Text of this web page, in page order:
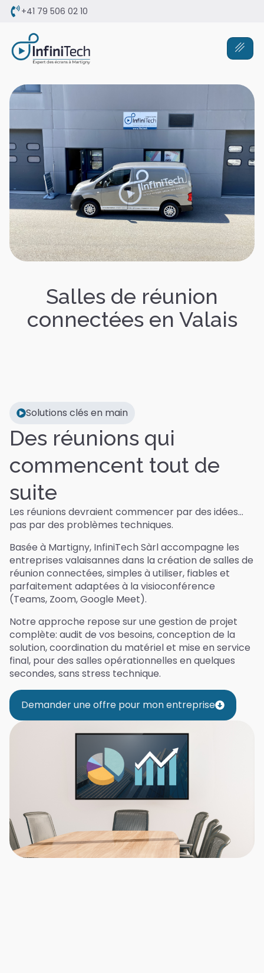
+41 79 506 02 10
Salles de réunion
connectées en Valais
Solutions clés en main
Des réunions qui
commencent tout de
suite
Les réunions devraient commencer par des idées…
pas par des problèmes techniques.
Basée à Martigny, InfiniTech Sàrl accompagne les
entreprises valaisannes dans la création de salles de
réunion connectées, simples à utiliser, fiables et
parfaitement adaptées à la visioconférence
(Teams, Zoom, Google Meet).
Notre approche repose sur une gestion de projet
complète: audit de vos besoins, conception de la
solution, coordination du matériel et mise en service
final, pour des salles opérationnelles en quelques
secondes, sans stress technique.
Demander une offre pour mon entreprise